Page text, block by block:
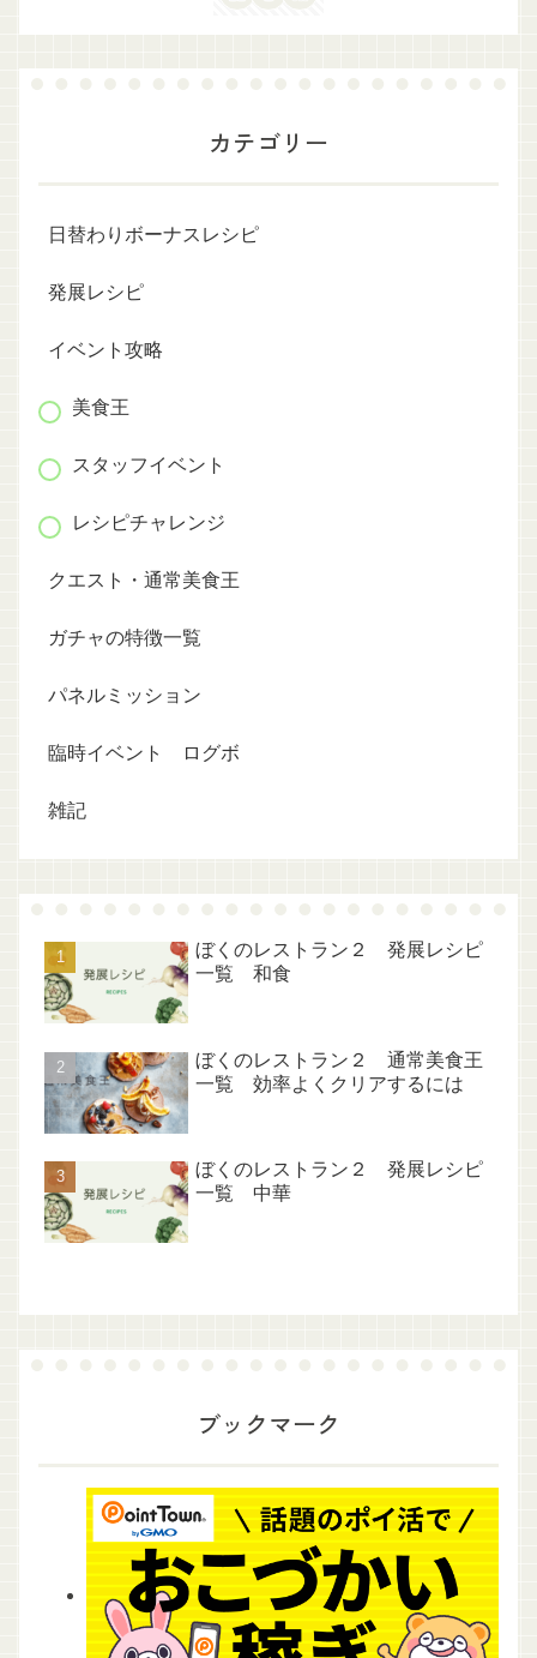
カテゴリー
日替わりボーナスレシピ
発展レシピ
イベント攻略
美食王
スタッフイベント
レシピチャレンジ
クエスト・通常美食王
ガチャの特徴一覧
パネルミッション
臨時イベント ログボ
雑記
ぼくのレストラン２ 発展レシピ
一覧 和食
ぼくのレストラン２ 通常美食王
一覧 効率よくクリアするには
ぼくのレストラン２ 発展レシピ
一覧 中華
ブックマーク